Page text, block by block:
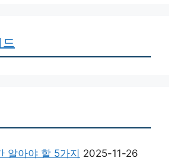
알아야 할 5가지 2025-11-26